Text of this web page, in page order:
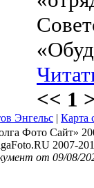
<< 1
Энгельс | Карта
Фото Сайт»
2007-
от 09/08/